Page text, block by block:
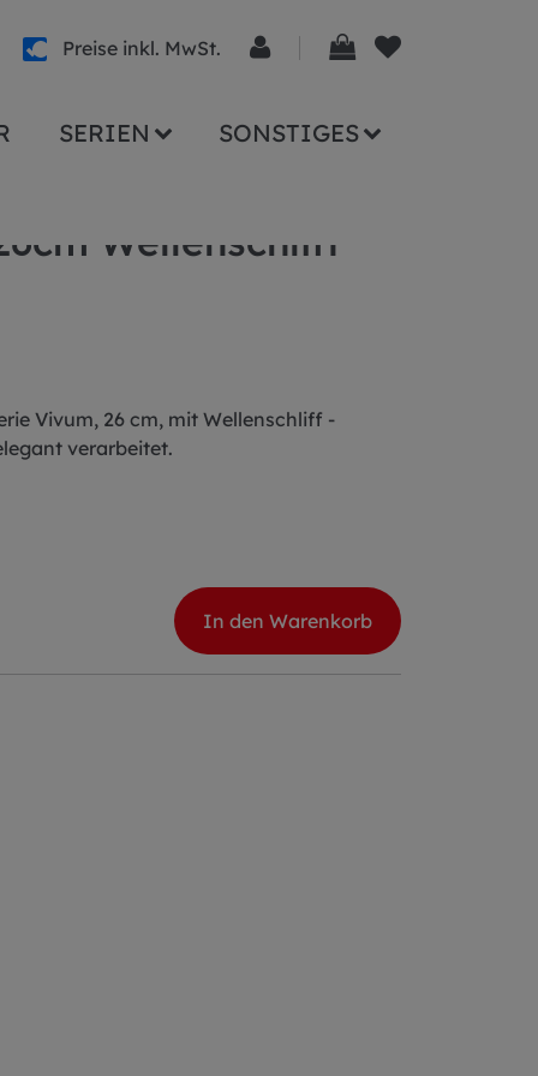
Preise inkl. MwSt.
SERIEN SONSTIGES
Wellenschliff
Vivum, 26 cm, mit Wellenschliff -
verarbeitet.
In den Warenkorb